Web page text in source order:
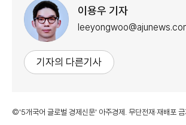
이용우 기자
기자의 다른기사
©'5개국어 글로벌 경제신문' 아주경제. 무단전재·재배포 금